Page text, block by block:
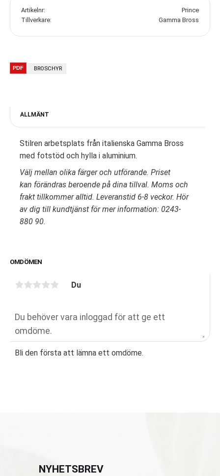
Artikelnr
Prince
Tillverkare
Gamma Bross
BROSCHYR
ALLMÄNT
Stilren arbetsplats från italienska Gamma Bross
med fotstöd och hylla i aluminium.
Välj mellan olika färger och utförande. Priset
kan förändras beroende på dina tillval. Moms och
frakt tillkommer alltid. Leveranstid 6-8 veckor. Hör
av dig till kundtjänst för mer information: 0243-
880 90.
OMDÖMEN
Du
Bli den första att lämna ett omdöme.
NYHETSBREV